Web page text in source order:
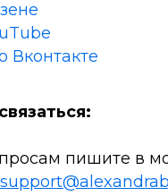
Вконтакте
пишите в